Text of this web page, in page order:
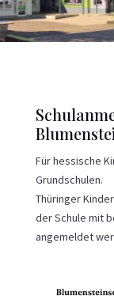
Für hessische
Grundschulen.
Thüringer
der Schule mit
angemeldet